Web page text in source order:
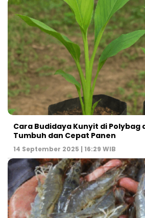
Cara Budidaya Kunyit di Polybag
Tumbuh dan Cepat Panen
14 September 2025 | 16:29 WIB